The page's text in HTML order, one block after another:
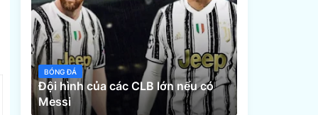
BÓNG ĐÁ
Đội hình của các CLB lớn nếu có
Messi